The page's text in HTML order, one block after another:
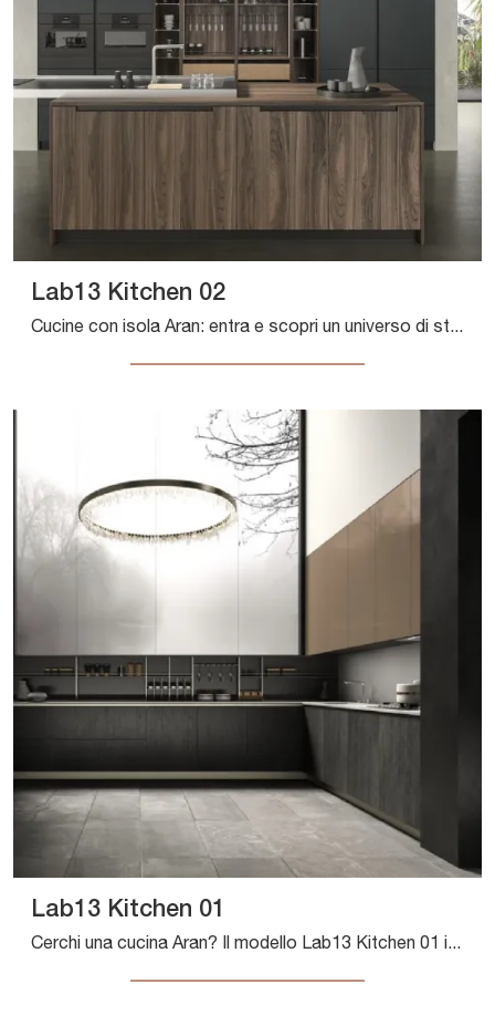
Lab13 Kitchen 02
Cucine con isola Aran: entra e scopri un universo di stile e design! La cucina Lab13 Kitchen 02 ti attende.
Lab13 Kitchen 01
Cerchi una cucina Aran? Il modello Lab13 Kitchen 01 in legno ti sta aspettando nel nostro negozio di Cucine Design ad angolo.